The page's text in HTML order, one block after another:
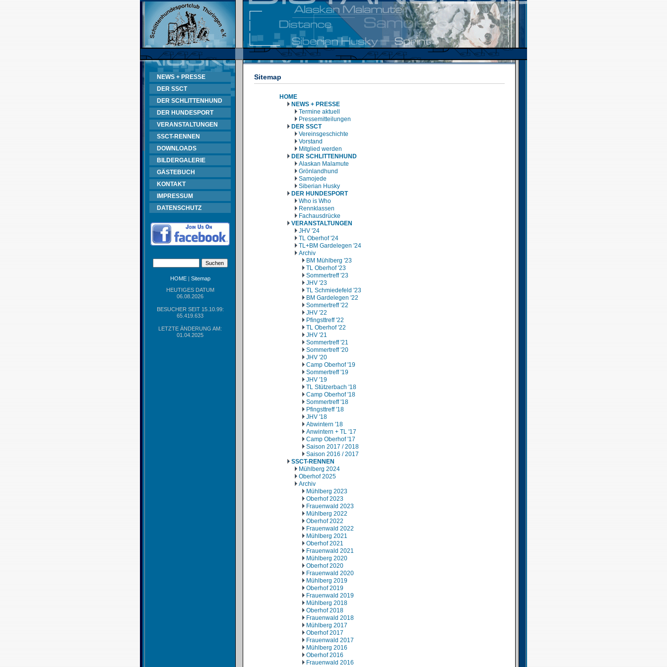
NEWS + PRESSE
DER SSCT
DER SCHLITTENHUND
DER HUNDESPORT
VERANSTALTUNGEN
SSCT-RENNEN
DOWNLOADS
BILDERGALERIE
GÄSTEBUCH
KONTAKT
IMPRESSUM
DATENSCHUTZ
HOME| Sitemap
HEUTIGES DATUM
06.08.2026
BESUCHER SEIT 15.10.99:
65.419.633
LETZTE ÄNDERUNG AM:
01.04.2025
Sitemap
HOME
NEWS + PRESSE
Termine aktuell
Pressemitteilungen
DER SSCT
Vereinsgeschichte
Vorstand
Mitglied werden
DER SCHLITTENHUND
Alaskan Malamute
Grönlandhund
Samojede
Siberian Husky
DER HUNDESPORT
Who is Who
Rennklassen
Fachausdrücke
VERANSTALTUNGEN
JHV '24
TL Oberhof '24
TL+BM Gardelegen '24
Archiv
BM Mühlberg '23
TL Oberhof '23
Sommertreff '23
JHV '23
TL Schmiedefeld '23
BM Gardelegen '22
Sommertreff '22
JHV '22
Pfingsttreff '22
TL Oberhof '22
JHV '21
Sommertreff '21
Sommertreff '20
JHV '20
Camp Oberhof '19
Sommertreff '19
JHV '19
TL Stützerbach '18
Camp Oberhof '18
Sommertreff '18
Pfingsttreff '18
JHV '18
Abwintern '18
Anwintern + TL '17
Camp Oberhof '17
Saison 2017 / 2018
Saison 2016 / 2017
SSCT-RENNEN
Mühlberg 2024
Oberhof 2025
Archiv
Mühlberg 2023
Oberhof 2023
Frauenwald 2023
Mühlberg 2022
Oberhof 2022
Frauenwald 2022
Mühlberg 2021
Oberhof 2021
Frauenwald 2021
Mühlberg 2020
Oberhof 2020
Frauenwald 2020
Mühlberg 2019
Oberhof 2019
Frauenwald 2019
Mühlberg 2018
Oberhof 2018
Frauenwald 2018
Mühlberg 2017
Oberhof 2017
Frauenwald 2017
Mühlberg 2016
Oberhof 2016
Frauenwald 2016